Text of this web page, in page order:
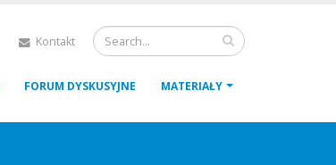
Kontakt
FORUM DYSKUSYJNE MATERIAŁY